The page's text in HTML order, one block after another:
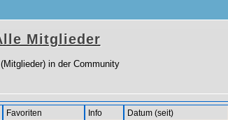
Mitglieder
(Mitglieder) in der Community
Favoriten Info
Datum (seit)